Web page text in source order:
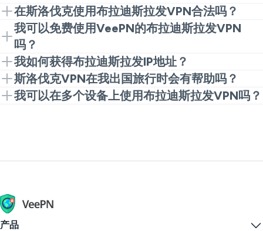
在斯洛伐克使用布拉迪斯拉发VPN合法吗？
在斯洛伐克，VPN的使用通常是合法的，前提是用于正
常的隐私和安全目的。您仍然应该遵循当地法律以及您
访问的任何网站或服务的规则。
我可以免费使用VeePN的布拉迪斯拉发VPN
吗？
VeePN提供一个Chrome扩展，可以帮助您快速开始使
用VPN保护。特定位置或功能的可用性可能取决于计划
和当前服务器选项。
我如何获得布拉迪斯拉发IP地址？
安装VeePN，打开应用或浏览器扩展，并选择布拉迪斯
拉发或斯洛伐克VPN服务器（如果可用）。连接后，网
站将看到VPN服务器位置，而不是您的直接网络。
斯洛伐克VPN在我出国旅行时会有帮助吗？
是的，它可以帮助您在国外使用基于斯洛伐克的连接进
我可以在多个设备上使用布拉迪斯拉发VPN吗？
产品